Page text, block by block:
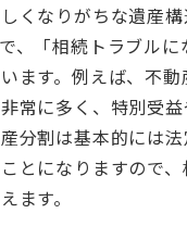
くなりがちな遺産
、「相続トラブル
ます。例えば、不
常に多く、特別受
分割は基本的には
とになりますので
ます。